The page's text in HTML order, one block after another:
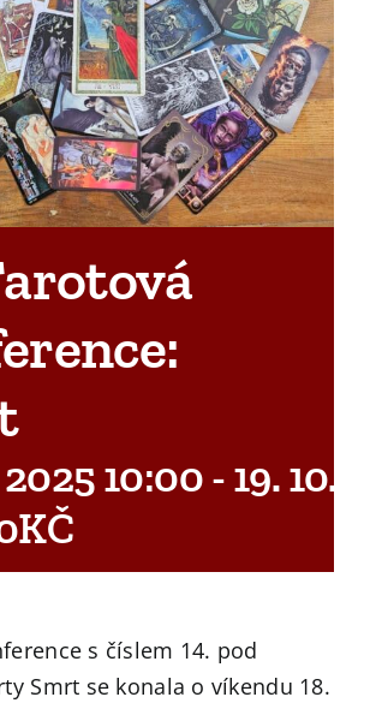
2025 10:00-19. 10.
s číslem 14. pod
Smrt se konala o víkendu 18.